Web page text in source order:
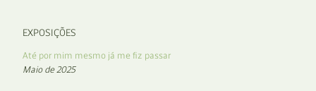
EXPOSIÇÕES
Até por mim mesmo já me fiz passar
Maio de 2025